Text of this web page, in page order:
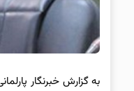
به گزارش خبرنگار